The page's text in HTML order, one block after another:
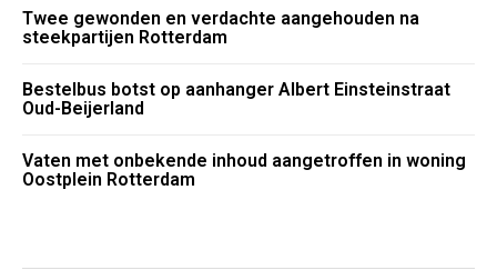
Twee gewonden en verdachte aangehouden na
steekpartijen Rotterdam
Bestelbus botst op aanhanger Albert Einsteinstraat
Oud-Beijerland
Vaten met onbekende inhoud aangetroffen in woning
Oostplein Rotterdam